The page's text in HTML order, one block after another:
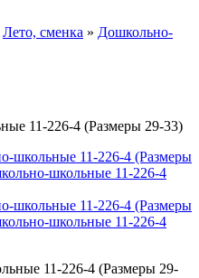
Лето, сменка » Дошкольно-
11-226-4 (Размеры 29-33)